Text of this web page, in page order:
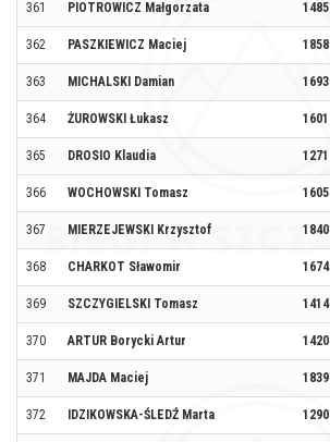
361 PIOTROWICZ Małgorzata 1485
362 PASZKIEWICZ Maciej 1858
363 MICHALSKI Damian 1693
364 ŻUROWSKI Łukasz 1601
365 DROSIO Klaudia 1271
366 WOCHOWSKI Tomasz 1605
367 MIERZEJEWSKI Krzysztof 1840
368 CHARKOT Sławomir 1674
369 SZCZYGIELSKI Tomasz 1414
370 ARTUR Borycki Artur 1420
371 MAJDA Maciej 1839
372 IDZIKOWSKA-ŚLEDŹ Marta 1290